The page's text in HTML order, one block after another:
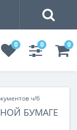
0 0 0
ч/б
БУМАГЕ